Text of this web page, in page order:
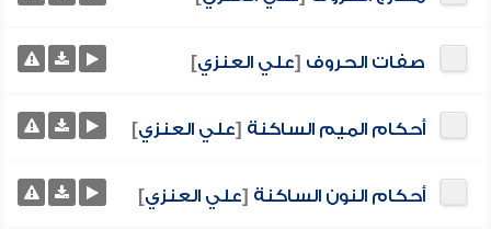
صفات الحروف [علي العنزي]
أحكام الميم الساكنة [علي العنزي]
أحكام النون الساكنة [علي العنزي]